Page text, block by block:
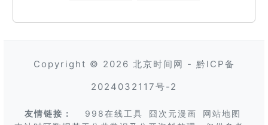
Copyright © 2026 北京时间网 - 黔ICP备
2024032117号-2
友情链接： 998在线工具 囧次元漫画
网站地图